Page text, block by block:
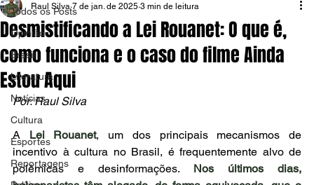
Todos os Posts
Opinião
Brasil
Literatura
Notícias
Cultura
Esportes
Reportagens
Desmistificando a Lei Rouanet: O que é,
como funciona e o caso do filme Ainda
Estou Aqui
Raul Silva 7 de jan. de 2025 3 min de leitura
Por: Raul Silva
A Lei Rouanet, um dos principais mecanismos de
incentivo à cultura no Brasil, é frequentemente alvo de
polêmicas e desinformações. Nos últimos dias,